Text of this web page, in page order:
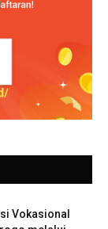
Vokasional